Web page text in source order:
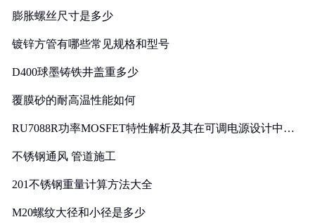
膨胀螺丝尺寸是多少
镀锌方管有哪些常见规格和型号
D400球墨铸铁井盖重多少
覆膜砂的耐高温性能如何
RU7088R功率MOSFET特性解析及其在可调电源设计中的
不锈钢通风 管道施工
201不锈钢重量计算方法大全
M20螺纹大径和小径是多少